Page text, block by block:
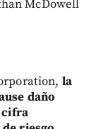
McDowell
la
daño
cifra